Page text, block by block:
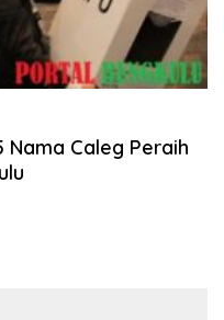
Nama Caleg Peraih